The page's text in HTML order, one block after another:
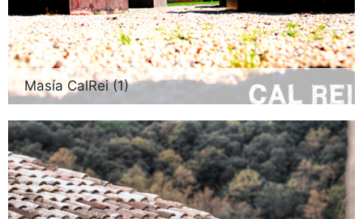
Masía CalRei (1)